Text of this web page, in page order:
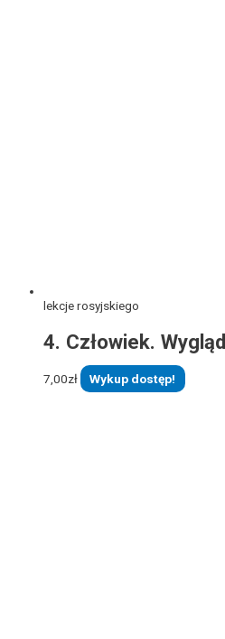
lekcje rosyjskiego
4. Człowiek.
7,00zł Wykup dostęp!